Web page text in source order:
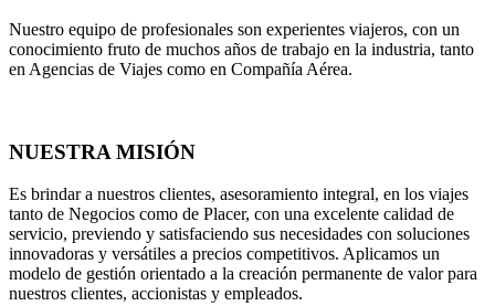
Nuestro equipo de profesionales son experientes viajeros, con un
conocimiento fruto de muchos años de trabajo en la industria, tanto
en Agencias de Viajes como en Compañía Aérea.
NUESTRA MISIÓN
Es brindar a nuestros clientes, asesoramiento integral, en los viajes
tanto de Negocios como de Placer, con una excelente calidad de
servicio, previendo y satisfaciendo sus necesidades con soluciones
innovadoras y versátiles a precios competitivos. Aplicamos un
modelo de gestión orientado a la creación permanente de valor para
nuestros clientes, accionistas y empleados.